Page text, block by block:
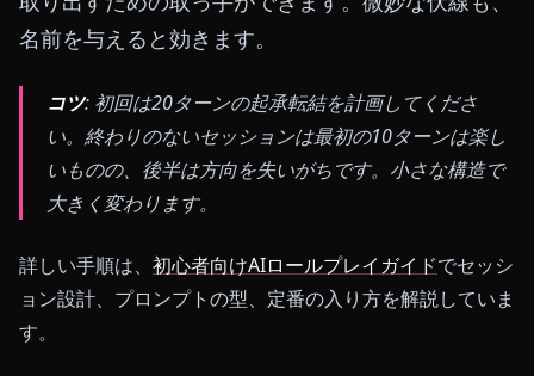
名前を与えると効きます。
コツ: 初回は20ターンの起承転結を計画してくださ
い。終わりのないセッションは最初の10ターンは楽し
いものの、後半は方向を失いがちです。小さな構造で
大きく変わります。
詳しい手順は、 初心者向けAIロールプレイガイドでセッシ
ョン設計、プロンプトの型、定番の入り方を解説していま
す。